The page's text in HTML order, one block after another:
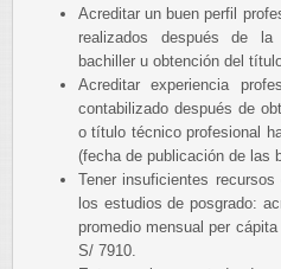
Acreditar un buen perfil
realizados después de
bachiller u obtención del
Acreditar experiencia
contabilizado después de
o título técnico profesional
(fecha de publicación de las
Tener insuficientes
los estudios de posgrado:
promedio mensual per
S/ 7910.